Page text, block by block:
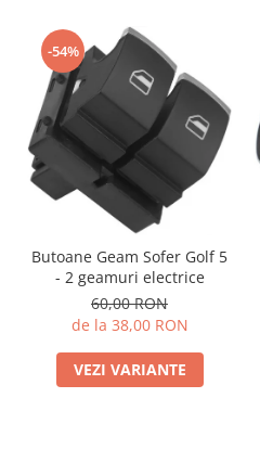
-54%
Butoane Geam Sofer Golf 5
- 2 geamuri electrice
60,00 RON
de la 38,00 RON
VEZI VARIANTE